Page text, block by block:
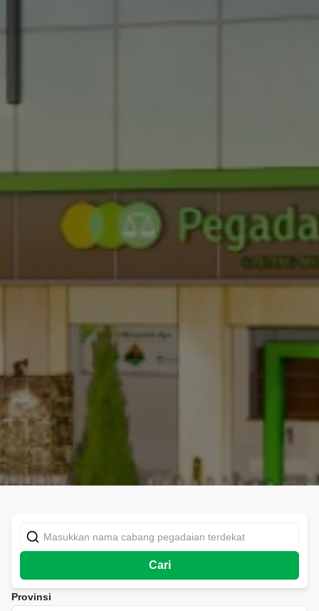
Cari
Provinsi